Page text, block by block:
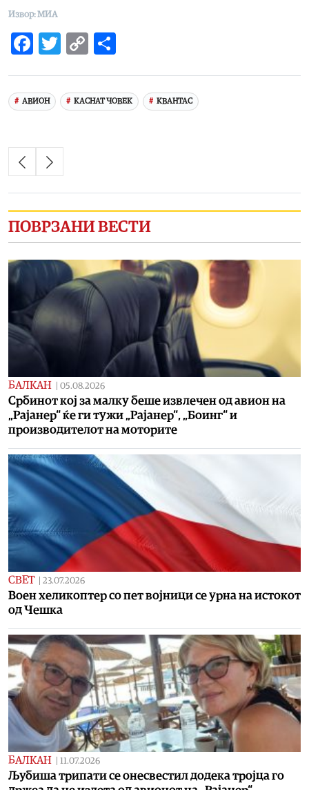
Извор: МИА
Facebook
Twitter
Copy
АВИОН КАСНАТ ЧОВЕК КВАНТАС
ПОВРЗАНИ ВЕСТИ
БАЛКАН 05.08.2026
Србинот кој за малку беше извлечен од авион на
„Рајанер“ ќе ги тужи „Рајанер“, „Боинг“ и
производителот на моторите
СВЕТ 23.07.2026
Воен хеликоптер со пет војници се урна на истокот
од Чешка
БАЛКАН 11.07.2026
Љубиша трипати се онесвестил додека тројца го